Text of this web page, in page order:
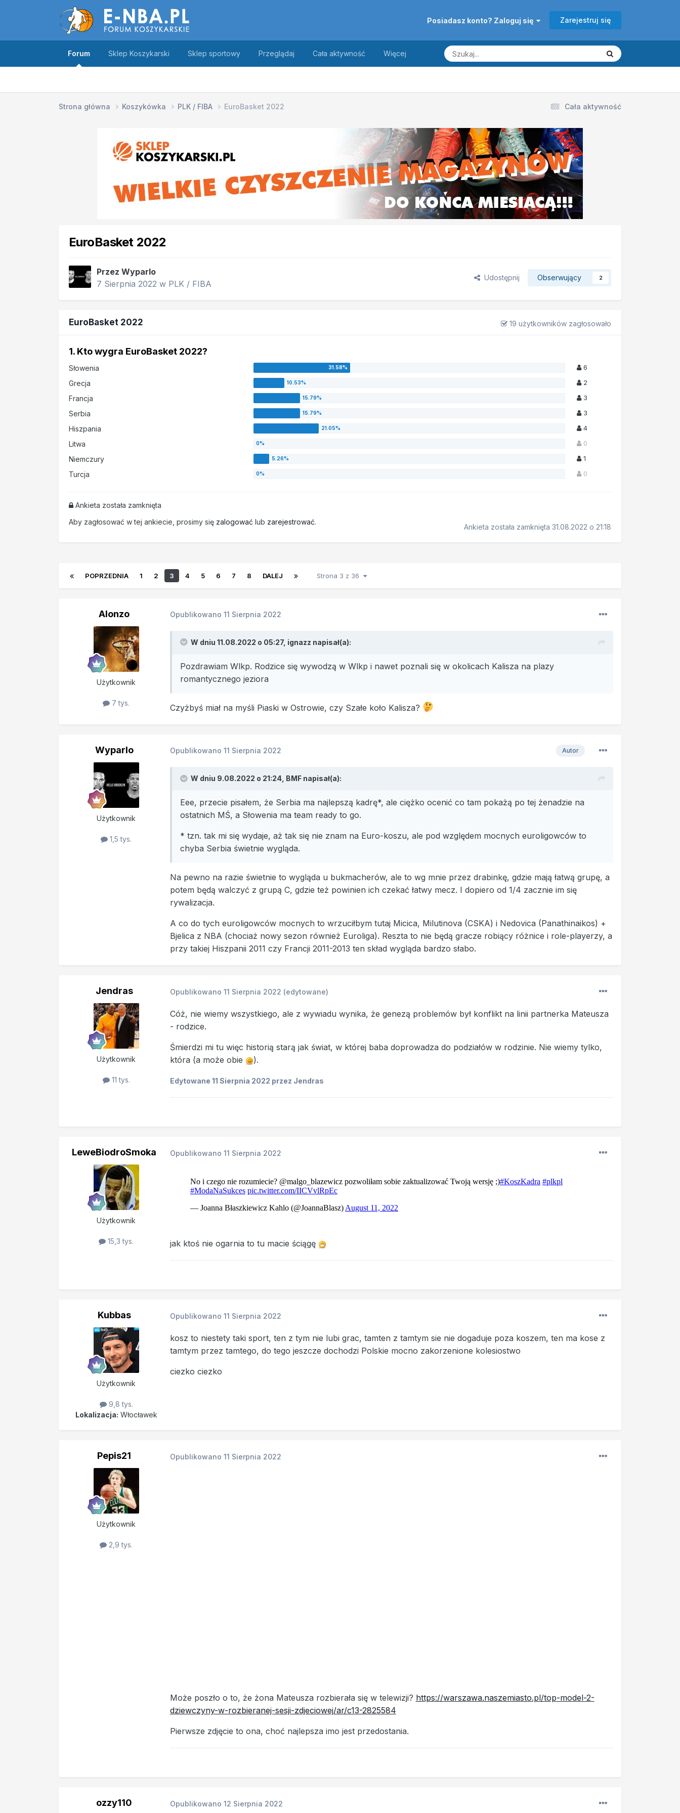
Posiadasz konto? Zaloguj się Zarejestruj się
Forum Sklep Koszykarski Sklep sportowy Przeglądaj Cała aktywność Więcej
Cała aktywność
Strona główna Koszykówka PLK / FIBA EuroBasket 2022
EuroBasket 2022
Przez Wyparlo
7 Sierpnia 2022 w PLK / FIBA
Udostępnij Obserwujący 2
EuroBasket 2022 19 użytkowników zagłosowało
1. Kto wygra EuroBasket 2022?
Słowenia 6
Grecja 2
Francja 3
Serbia 3
Hiszpania 4
Litwa 0
Niemczury 1
Turcja 0
Ankieta została zamknięta
Aby zagłosować w tej ankiecie, prosimy się zalogować lub zarejestrować.
Ankieta została zamknięta 31.08.2022 o 21:18
POPRZEDNIA 1 2 3 4 5 6 7 8 DALEJ Strona 3 z 36
Alonzo
Użytkownik
7 tys.
Opublikowano 11 Sierpnia 2022
W dniu 11.08.2022 o 05:27, ignazz napisał(a):
Pozdrawiam Wlkp. Rodzice się wywodzą w Wlkp i nawet poznali się w okolicach Kalisza na plazy
romantycznego jeziora
Czyżbyś miał na myśli Piaski w Ostrowie, czy Szałe koło Kalisza?
Wyparlo
Użytkownik
1,5 tys.
Autor
Opublikowano 11 Sierpnia 2022
W dniu 9.08.2022 o 21:24, BMFnapisał(a):
Eee, przecie pisałem, że Serbia ma najlepszą kadrę*, ale ciężko ocenić co tam pokażą po tej żenadzie na
ostatnich MŚ, a Słowenia ma team ready to go.
* tzn. tak mi się wydaje, aż tak się nie znam na Euro-koszu, ale pod względem mocnych euroligowców to
chyba Serbia świetnie wygląda.
Na pewno na razie świetnie to wygląda u bukmacherów, ale to wg mnie przez drabinkę, gdzie mają łatwą grupę, a
potem będą walczyć z grupą C, gdzie też powinien ich czekać łatwy mecz. I dopiero od 1/4 zacznie im się
rywalizacja.
A co do tych euroligowców mocnych to wrzuciłbym tutaj Micica, Milutinova (CSKA) i Nedovica (Panathinaikos) +
Bjelica z NBA (chociaż nowy sezon również Euroliga). Reszta to nie będą gracze robiący różnice i role-playerzy, a
przy takiej Hiszpanii 2011 czy Francji 2011-2013 ten skład wygląda bardzo słabo.
Jendras
Użytkownik
11 tys.
Opublikowano 11 Sierpnia 2022 (edytowane)
Cóż, nie wiemy wszystkiego, ale z wywiadu wynika, że genezą problemów był konflikt na linii partnerka Mateusza
- rodzice.
Śmierdzi mi tu więc historią starą jak świat, w której baba doprowadza do podziałów w rodzinie. Nie wiemy tylko,
która (a może obie
).
Edytowane 11 Sierpnia 2022 przez Jendras
LeweBiodroSmoka
Użytkownik
15,3 tys.
Opublikowano 11 Sierpnia 2022
jak ktoś nie ogarnia to tu macie ściągę
Kubbas
Użytkownik
9,8 tys.
Lokalizacja: Włocławek
Opublikowano 11 Sierpnia 2022
kosz to niestety taki sport, ten z tym nie lubi grac, tamten z tamtym sie nie dogaduje poza koszem, ten ma kose z
tamtym przez tamtego, do tego jeszcze dochodzi Polskie mocno zakorzenione kolesiostwo
ciezko ciezko
Pepis21
Użytkownik
2,9 tys.
Opublikowano 11 Sierpnia 2022
Może poszło o to, że żona Mateusza rozbierała się w telewizji? https://warszawa.naszemiasto.pl/top-model-2-
dziewczyny-w-rozbieranej-sesji-zdjeciowej/ar/c13-2825584
Pierwsze zdjęcie to ona, choć najlepsza imo jest przedostania.
ozzy110 Opublikowano 12 Sierpnia 2022